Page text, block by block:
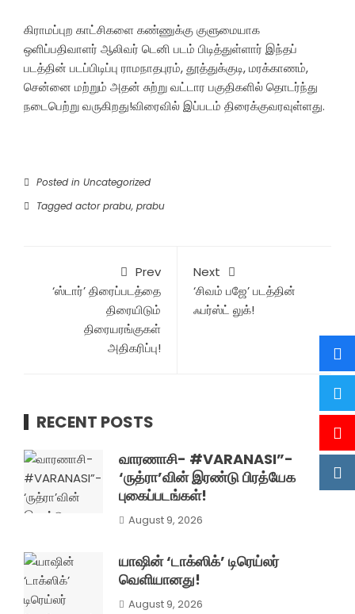
கிராமப்புற காட்சிகளை கண்ணுக்கு குளுமையாக
ஒளிப்பதிவாளர் ஆலிவர் டெனி படம் பிடித்துள்ளார் இந்தப்
படத்தின் படப்பிடிப்பு ராமநாதபுரம், தூத்துக்குடி, மரக்காணம்,
சென்னை மற்றும் அதன் சுற்று வட்டார பகுதிகளில் தொடர்ந்து
நடைபெற்று வருகிறது!விரைவில் இப்படம் திரைக்குவரவுள்ளது.
Posted in Uncategorized
Tagged actor prabu, prabu
Prev
‘ஸ்டார்’ திரைப்படத்தை
திரையிடும்
திரையரங்குகள்
அதிகரிப்பு!
Next
‘சிவம் பஜே’ படத்தின்
ஃபர்ஸ்ட் லுக்!
RECENT POSTS
வாரணாசி- #VARANASI”-
‘ருத்ரா’வின் இரண்டு பிரத்யேக
புகைப்படங்கள்!
August 9, 2026
யாஷின் ‘டாக்ஸிக்’ டிரெய்லர்
வெளியானது!
August 9, 2026